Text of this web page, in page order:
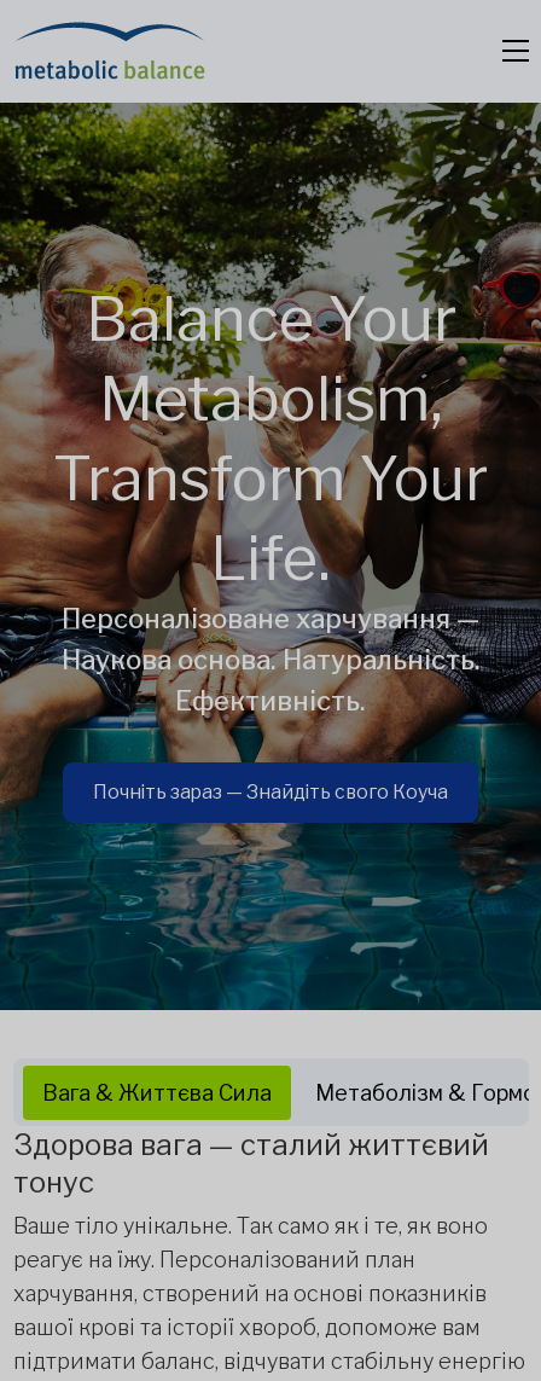
Balance Your
Metabolism,
Transform Your
Life.
Персоналізоване харчування —
Наукова основа. Натуральність.
Ефективність.
Почніть зараз — Знайдіть свого Коуча
Вага & Життєва Сила Метаболізм &
Здорова вага — сталий життєвий
тонус
Ваше тіло унікальне. Так само як і те, як воно
реагує на їжу. Персоналізований план
харчування, створений на основі показників
вашої крові та історії хвороб, допоможе вам
підтримати баланс, відчувати стабільну енергію